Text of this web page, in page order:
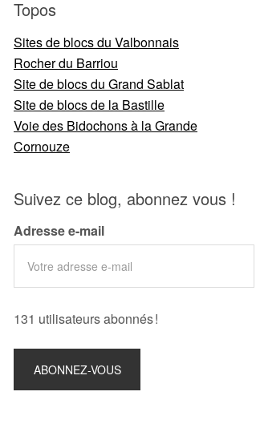
Topos
Sites de blocs du Valbonnais
Rocher du Barriou
Site de blocs du Grand Sablat
Site de blocs de la Bastille
Voie des Bidochons à la Grande
Cornouze
Suivez ce blog, abonnez vous !
Adresse e-mail
131 utilisateurs abonnés !